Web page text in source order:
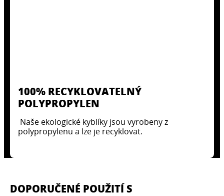
100% RECYKLOVATELNÝ
POLYPROPYLEN
Naše ekologické kyblíky jsou vyrobeny z
polypropylenu a lze je recyklovat.
DOPORUČENÉ POUŽITÍ S